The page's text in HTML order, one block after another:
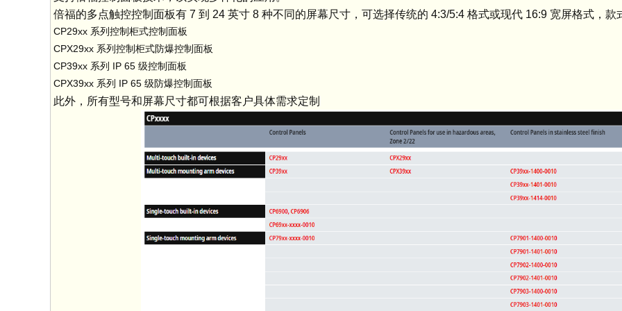
倍福的多点触控控制面板有 7 到 24 英寸 8 种不同的屏幕尺寸，可选择传统的 4:3/5:4 格式或现代 16:9 宽屏格式，款
CP29xx 系列控制柜式控制面板
CPX29xx 系列控制柜式防爆控制面板
CP39xx 系列 IP 65 级控制面板
CPX39xx 系列 IP 65 级防爆控制面板
此外，所有型号和屏幕尺寸都可根据客户具体需求定制